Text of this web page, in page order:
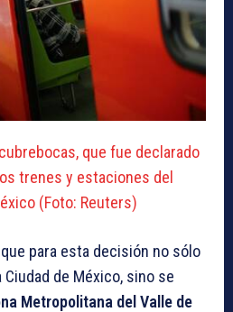
que fue declarado
trenes y estaciones del
(Foto: Reuters)
para esta decisión no sólo
de México, sino se
Metropolitana del Valle de